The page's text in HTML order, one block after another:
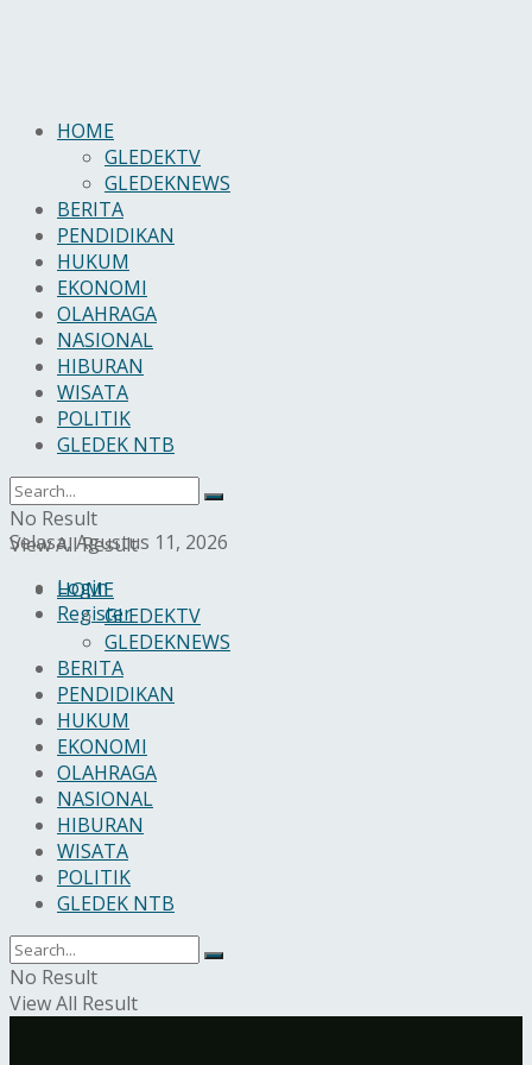
Selasa, Agustus 11, 2026
Login
Register
HOME
GLEDEKTV
GLEDEKNEWS
BERITA
PENDIDIKAN
HUKUM
EKONOMI
OLAHRAGA
NASIONAL
HIBURAN
WISATA
POLITIK
GLEDEK NTB
No Result
View All Result
HOME
GLEDEKTV
GLEDEKNEWS
BERITA
PENDIDIKAN
HUKUM
EKONOMI
OLAHRAGA
NASIONAL
HIBURAN
WISATA
POLITIK
GLEDEK NTB
No Result
View All Result